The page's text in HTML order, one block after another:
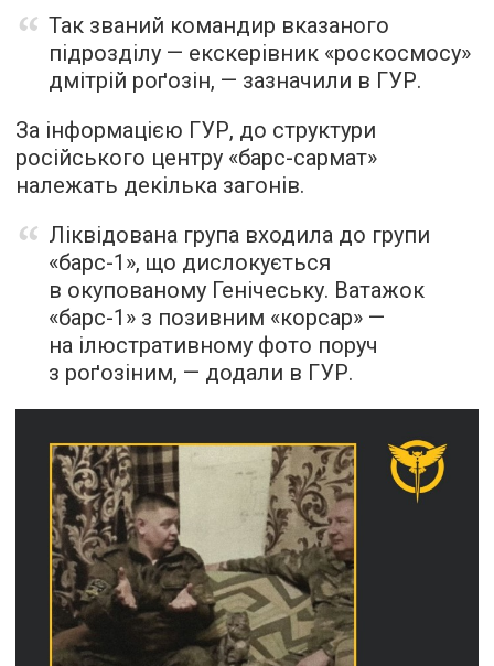
Так званий командир вказаного
підрозділу — екскерівник «роскосмосу»
дмітрій роґозін, — зазначили в ГУР.
За інформацією ГУР, до структури
російського центру «барс-сармат»
належать декілька загонів.
Ліквідована група входила до групи
«барс-1», що дислокується
в окупованому Генічеську. Ватажок
«барс-1» з позивним «корсар» —
на ілюстративному фото поруч
з роґозіним, — додали в ГУР.